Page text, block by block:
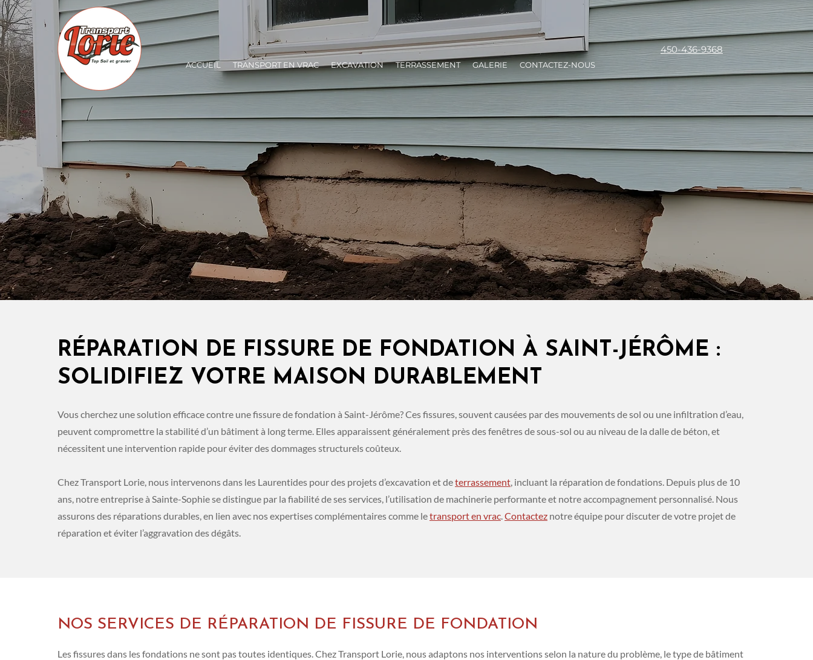
450-436-9368
ACCUEIL TRANSPORT EN VRAC EXCAVATION TERRASSEMENT GALERIE CONTACTEZ-NOUS
RÉPARATION DE FISSURE DE FONDATION À SAINT-JÉRÔME :
SOLIDIFIEZ VOTRE MAISON DURABLEMENT
Vous cherchez une solution efficace contre une fissure de fondation à Saint-Jérôme? Ces fissures, souvent causées par des mouvements de sol ou une infiltration d’eau,
peuvent compromettre la stabilité d’un bâtiment à long terme. Elles apparaissent généralement près des fenêtres de sous-sol ou au niveau de la dalle de béton, et
nécessitent une intervention rapide pour éviter des dommages structurels coûteux.
Chez Transport Lorie, nous intervenons dans les Laurentides pour des projets d’excavation et deterrassement, incluant la réparation de fondations. Depuis plus de 10
ans, notre entreprise à Sainte-Sophie se distingue par la fiabilité de ses services, l’utilisation de machinerie performante et notre accompagnement personnalisé. Nous
assurons des réparations durables, en lien avec nos expertises complémentaires comme letransport en vrac.Contactez notre équipe pour discuter de votre projet de
réparation et éviter l’aggravation des dégâts.
NOS SERVICES DE RÉPARATION DE FISSURE DE FONDATION
Les fissures dans les fondations ne sont pas toutes identiques. Chez Transport Lorie, nous adaptons nos interventions selon la nature du problème, le type de bâtiment